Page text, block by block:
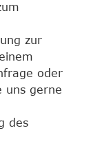
zur
oder
uns gerne
des